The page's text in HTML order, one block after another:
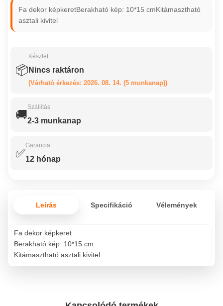
Fa dekor képkeretBerakható kép: 10*15 cmKitámasztható
asztali kivitel
📦
Készlet
Nincs raktáron
(Várható érkezés: 2026. 08. 14. (5 munkanap))
🚚
Szállítás
2-3 munkanap
✅
Garancia
12 hónap
Leírás Specifikáció Vélemények
Fa dekor képkeret
Berakható kép: 10*15 cm
Kitámasztható asztali kivitel